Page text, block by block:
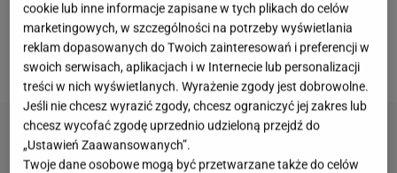
Więcej ciekawych przepisów znajdziecie na naszej
stronie głównej Gazeta.pl
cookie lub inne informacje zapisane w tych plikach do celów
marketingowych, w szczególności na potrzeby wyświetlania
reklam dopasowanych do Twoich zainteresowań i preferencji w
swoich serwisach, aplikacjach i w Internecie lub personalizacji
treści w nich wyświetlanych. Wyrażenie zgody jest dobrowolne.
Jeśli nie chcesz wyrazić zgody, chcesz ograniczyć jej zakres lub
chcesz wycofać zgodę uprzednio udzieloną przejdź do
„Ustawień Zaawansowanych”.
Twoje dane osobowe mogą być przetwarzane także do celów